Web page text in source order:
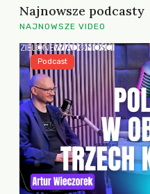
Najnowsze podcasty
NAJNOWSZE VIDEO
Podcast